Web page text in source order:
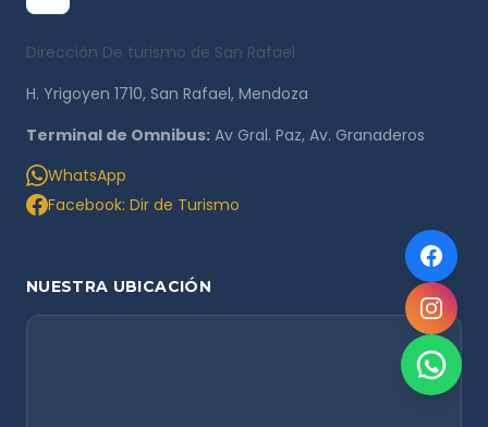
Dirección De turismo de San Rafael
H. Yrigoyen 1710, San Rafael, Mendoza
Terminal de Omnibus: Av Gral. Paz, Av. Granaderos
WhatsApp
Facebook: Dir de Turismo
NUESTRA UBICACIÓN